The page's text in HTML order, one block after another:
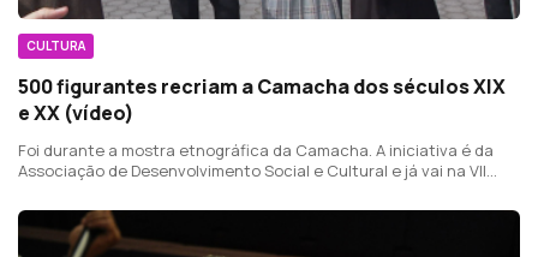
CULTURA
500 figurantes recriam a Camacha dos séculos XIX
e XX (vídeo)
Foi durante a mostra etnográfica da Camacha. A iniciativa é da
Associação de Desenvolvimento Social e Cultural e já vai na VII